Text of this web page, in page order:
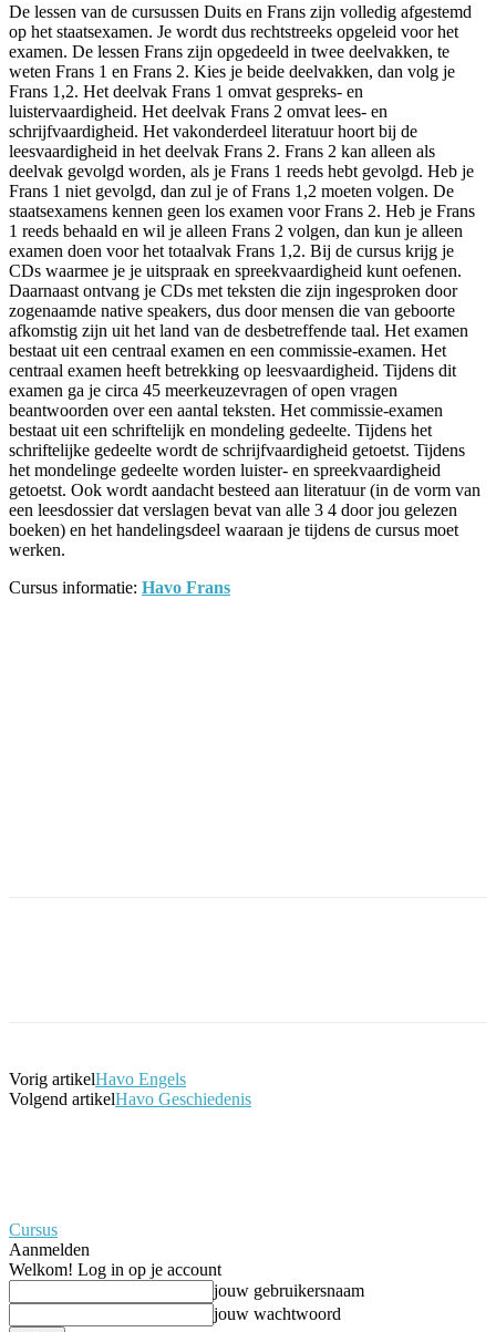
De lessen van de cursussen Duits en Frans zijn volledig afgestemd
op het staatsexamen. Je wordt dus rechtstreeks opgeleid voor het
examen. De lessen Frans zijn opgedeeld in twee deelvakken, te
weten Frans 1 en Frans 2. Kies je beide deelvakken, dan volg je
Frans 1,2. Het deelvak Frans 1 omvat gespreks- en
luistervaardigheid. Het deelvak Frans 2 omvat lees- en
schrijfvaardigheid. Het vakonderdeel literatuur hoort bij de
leesvaardigheid in het deelvak Frans 2. Frans 2 kan alleen als
deelvak gevolgd worden, als je Frans 1 reeds hebt gevolgd. Heb je
Frans 1 niet gevolgd, dan zul je of Frans 1,2 moeten volgen. De
staatsexamens kennen geen los examen voor Frans 2. Heb je Frans
1 reeds behaald en wil je alleen Frans 2 volgen, dan kun je alleen
examen doen voor het totaalvak Frans 1,2. Bij de cursus krijg je
CDs waarmee je je uitspraak en spreekvaardigheid kunt oefenen.
Daarnaast ontvang je CDs met teksten die zijn ingesproken door
zogenaamde native speakers, dus door mensen die van geboorte
afkomstig zijn uit het land van de desbetreffende taal. Het examen
bestaat uit een centraal examen en een commissie-examen. Het
centraal examen heeft betrekking op leesvaardigheid. Tijdens dit
examen ga je circa 45 meerkeuzevragen of open vragen
beantwoorden over een aantal teksten. Het commissie-examen
bestaat uit een schriftelijk en mondeling gedeelte. Tijdens het
schriftelijke gedeelte wordt de schrijfvaardigheid getoetst. Tijdens
het mondelinge gedeelte worden luister- en spreekvaardigheid
getoetst. Ook wordt aandacht besteed aan literatuur (in de vorm van
een leesdossier dat verslagen bevat van alle 3 4 door jou gelezen
boeken) en het handelingsdeel waaraan je tijdens de cursus moet
werken.
Cursus informatie: Havo Frans
Vorig artikelHavo Engels
Volgend artikelHavo Geschiedenis
Cursus
Aanmelden
Welkom! Log in op je account
jouw gebruikersnaam
jouw wachtwoord